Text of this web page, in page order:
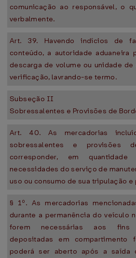
comunicação ao responsável, o
verbalmente.
Art. 39. Havendo indícios de
conteúdo, a autoridade aduaneira
descarga de volume ou unidade de
verificação, lavrando-se termo.
Subseção II
Sobressalentes e Provisões de
Art. 40. As mercadorias
sobressalentes e provisões
corresponder, em
necessidades do serviço de
uso ou consumo de sua tripulação
§ 1º. As mercadorias
durante a permanência do veículo
forem necessárias aos fins
depositadas em compartimento
poderá ser aberto após a saída